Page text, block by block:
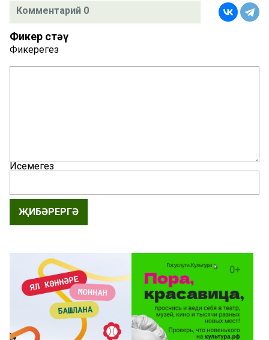
Комментарий 0
Фикер өстәү
Фикерегез
Исемегез
ҖИБӘРЕРГӘ